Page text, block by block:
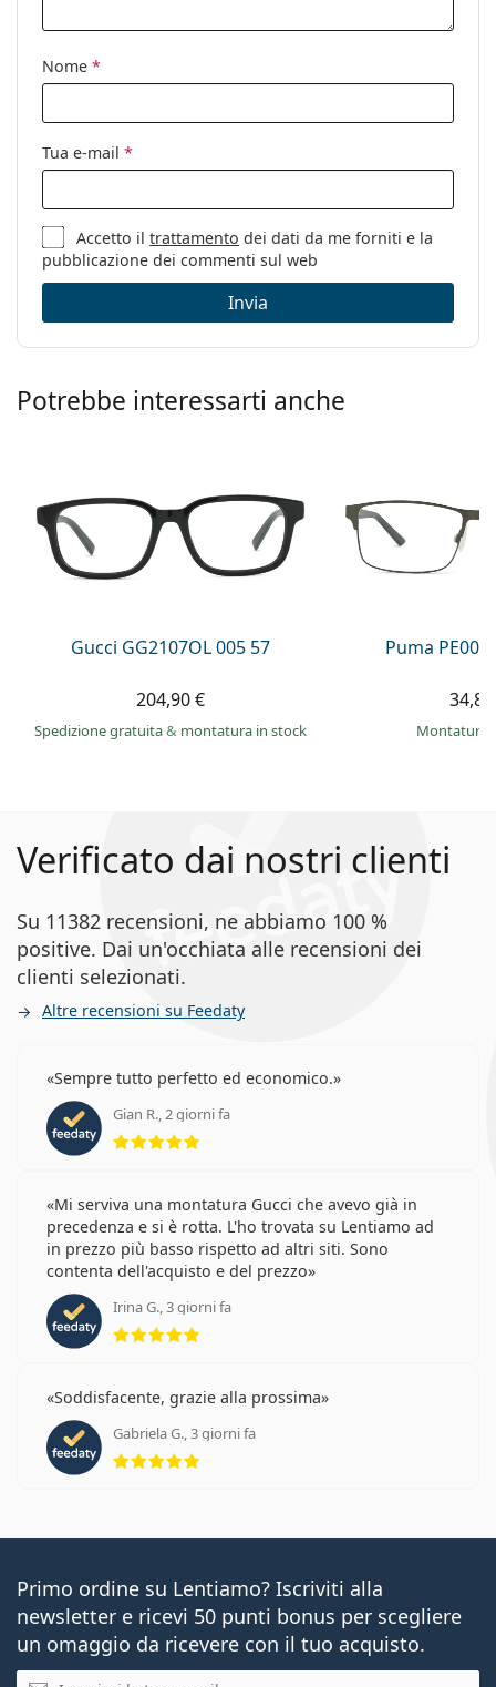
per leggere i consigli dei nostri specialisti.
È un dispositivo medico. Leggere attentamente le
istruzioni prima dell'uso.
Accessori
Custodia:
pulizia:
Altro
Sesso:
Categorie:
Occhiali da vista
Marca:
Hugo Boss
Codice:
1150/CS KB7 9O 55
Nome *
Tua e-mail *
Accetto iltrattamento dei dati da me forniti e la
pubblicazione dei commenti sul web
Invia
Potrebbe interessarti anche
Gucci GG2107OL 005 57
204,90 €
Spedizione gratuita& montatura in stock
Puma
montatura
Verificato dai nostri clienti
Su 11382 recensioni, ne abbiamo 100 %
positive. Dai un'occhiata alle recensioni dei
clienti selezionati.
Altre recensioni su Feedaty
Sempre tutto perfetto ed economico.
Gian R., 2 giorni fa
Mi serviva una montatura Gucci che avevo già in
precedenza e si è rotta. L'ho trovata su Lentiamo ad
in prezzo più basso rispetto ad altri siti. Sono
contenta dell'acquisto e del prezzo
Irina G., 3 giorni fa
Soddisfacente, grazie alla prossima
Gabriela G., 3 giorni fa
valutazione 5 di 5
Primo ordine su Lentiamo? Iscriviti alla
newsletter e ricevi 50 punti bonus per scegliere
un omaggio da ricevere con il tuo acquisto.
E-mail